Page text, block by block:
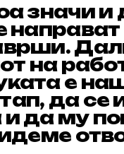
значи
на
е
да се
и да му